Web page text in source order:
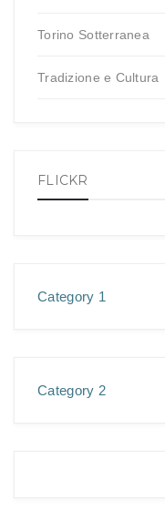
Torino Sotterranea
Tradizione e Cultura
FLICKR
Category 1
Category 2